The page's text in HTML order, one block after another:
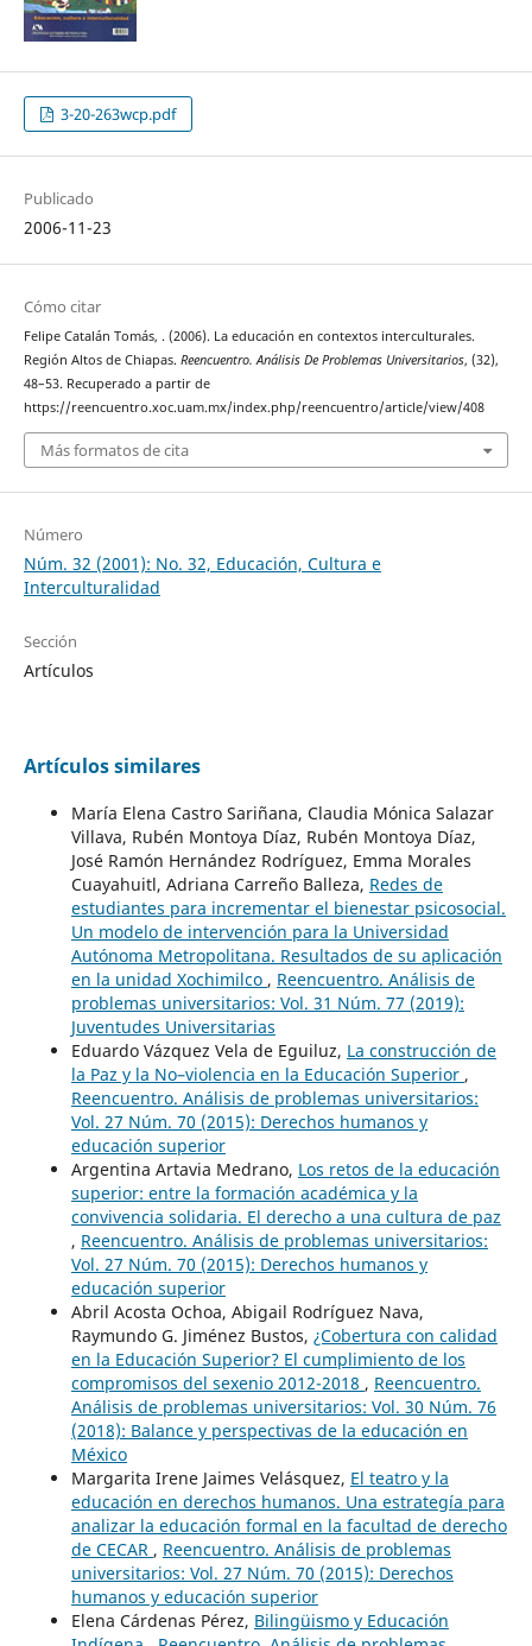
3-20-263wcp.pdf
Publicado
2006-11-23
Cómo citar
Felipe Catalán Tomás, . (2006). La educación en contextos interculturales.
Región Altos de Chiapas. Reencuentro. Análisis De Problemas Universitarios, (32),
48–53. Recuperado a partir de
https://reencuentro.xoc.uam.mx/index.php/reencuentro/article/view/408
Más formatos de cita
Número
Núm. 32 (2001): No. 32, Educación, Cultura e
Interculturalidad
Sección
Artículos
Artículos similares
María Elena Castro Sariñana, Claudia Mónica Salazar
Villava, Rubén Montoya Díaz, Rubén Montoya Díaz,
José Ramón Hernández Rodríguez, Emma Morales
Cuayahuitl, Adriana Carreño Balleza, Redes de
estudiantes para incrementar el bienestar psicosocial.
Un modelo de intervención para la Universidad
Autónoma Metropolitana. Resultados de su aplicación
en la unidad Xochimilco , Reencuentro. Análisis de
problemas universitarios: Vol. 31 Núm. 77 (2019):
Juventudes Universitarias
Eduardo Vázquez Vela de Eguiluz, La construcción de
la Paz y la No–violencia en la Educación Superior ,
Reencuentro. Análisis de problemas universitarios:
Vol. 27 Núm. 70 (2015): Derechos humanos y
educación superior
Argentina Artavia Medrano, Los retos de la educación
superior: entre la formación académica y la
convivencia solidaria. El derecho a una cultura de paz
, Reencuentro. Análisis de problemas universitarios:
Vol. 27 Núm. 70 (2015): Derechos humanos y
educación superior
Abril Acosta Ochoa, Abigail Rodríguez Nava,
Raymundo G. Jiménez Bustos, ¿Cobertura con calidad
en la Educación Superior? El cumplimiento de los
compromisos del sexenio 2012-2018 , Reencuentro.
Análisis de problemas universitarios: Vol. 30 Núm. 76
(2018): Balance y perspectivas de la educación en
México
Margarita Irene Jaimes Velásquez, El teatro y la
educación en derechos humanos. Una estrategía para
analizar la educación formal en la facultad de derecho
de CECAR , Reencuentro. Análisis de problemas
universitarios: Vol. 27 Núm. 70 (2015): Derechos
humanos y educación superior
Elena Cárdenas Pérez, Bilingüismo y Educación